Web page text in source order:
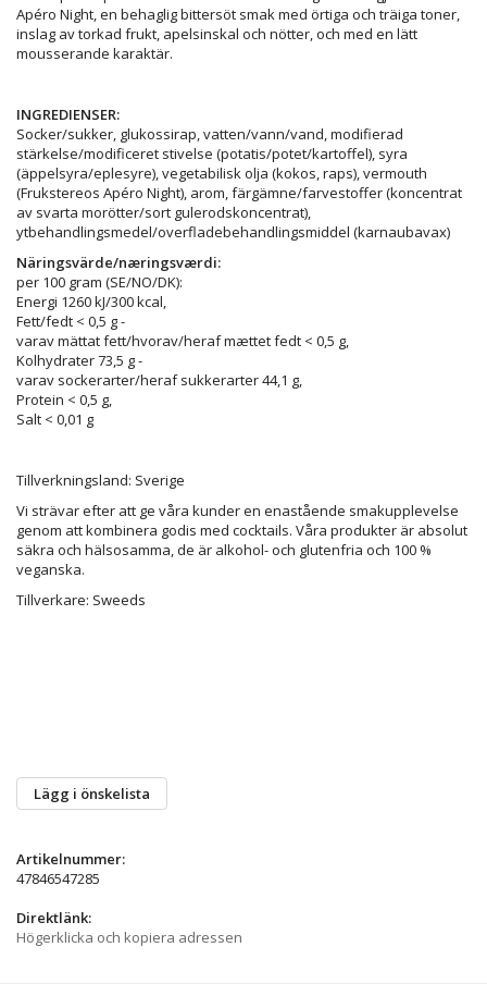
Apéro Night, en behaglig bittersöt smak med örtiga och träiga toner,
inslag av torkad frukt, apelsinskal och nötter, och med en lätt
mousserande karaktär.
INGREDIENSER:
Socker/sukker, glukossirap, vatten/vann/vand, modifierad
stärkelse/modificeret stivelse (potatis/potet/kartoffel), syra
(äppelsyra/eplesyre), vegetabilisk olja (kokos, raps), vermouth
(Frukstereos Apéro Night), arom, färgämne/farvestoffer (koncentrat
av svarta morötter/sort gulerodskoncentrat),
ytbehandlingsmedel/overfladebehandlingsmiddel (karnaubavax)
Näringsvärde/næringsværdi:
per 100 gram (SE/NO/DK):
Energi 1260 kJ/300 kcal,
Fett/fedt < 0,5 g -
varav mättat fett/hvorav/heraf mættet fedt < 0,5 g,
Kolhydrater 73,5 g -
varav sockerarter/heraf sukkerarter 44,1 g,
Protein < 0,5 g,
Salt < 0,01 g
Tillverkningsland: Sverige
Vi strävar efter att ge våra kunder en enastående smakupplevelse
genom att kombinera godis med cocktails. Våra produkter är absolut
säkra och hälsosamma, de är alkohol- och glutenfria och 100 %
veganska.
Tillverkare: Sweeds
Lägg i önskelista
Artikelnummer:
47846547285
Direktlänk:
Högerklicka och kopiera adressen